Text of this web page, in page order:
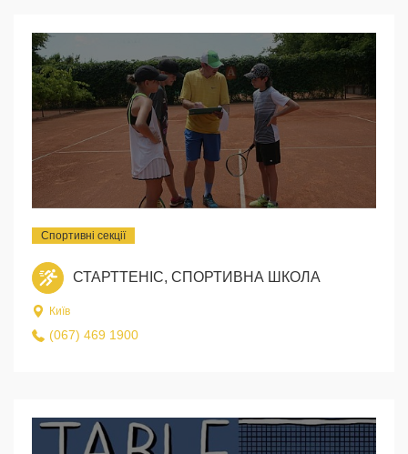
Спортивні секції
СТАРТТЕНІС, СПОРТИВНА ШКОЛА
Київ
(067) 469 1900